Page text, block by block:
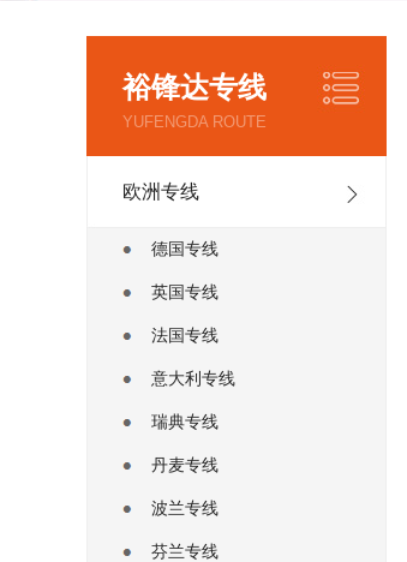
裕锋达专线
YUFENGDA ROUTE
欧洲专线
德国专线
英国专线
法国专线
意大利专线
瑞典专线
丹麦专线
波兰专线
芬兰专线